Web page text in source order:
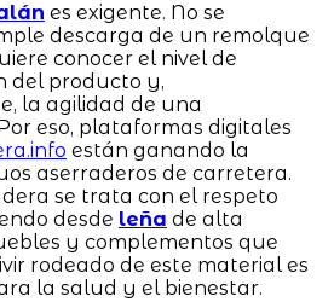
es exigente. No se
descarga de un remolque
conocer el nivel de
del producto y,
la agilidad de una
eso, plataformas digitales
están ganando la
aserraderos de carretera.
se trata con el respeto
desde leña de alta
y complementos que
rodeado de este material es
la salud y el bienestar.